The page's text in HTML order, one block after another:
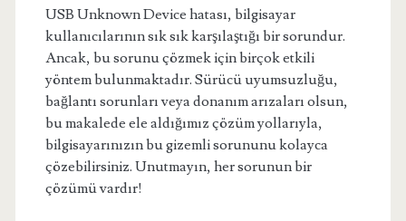
USB Unknown Device hatası, bilgisayar
kullanıcılarının sık sık karşılaştığı bir sorundur.
Ancak, bu sorunu çözmek için birçok etkili
yöntem bulunmaktadır. Sürücü uyumsuzluğu,
bağlantı sorunları veya donanım arızaları olsun,
bu makalede ele aldığımız çözüm yollarıyla,
bilgisayarınızın bu gizemli sorununu kolayca
çözebilirsiniz. Unutmayın, her sorunun bir
çözümü vardır!